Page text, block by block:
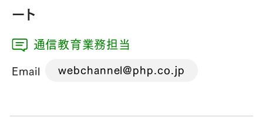
ート
通信教育業務担当
Email webchannel@php.co.jp